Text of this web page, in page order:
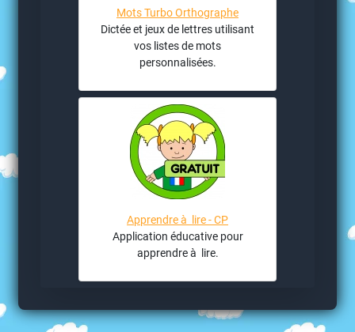
Mots Turbo Orthographe
Dictée et jeux de lettres utilisant
vos listes de mots
personnalisées.
Apprendre à lire - CP
Application éducative pour
apprendre à lire.